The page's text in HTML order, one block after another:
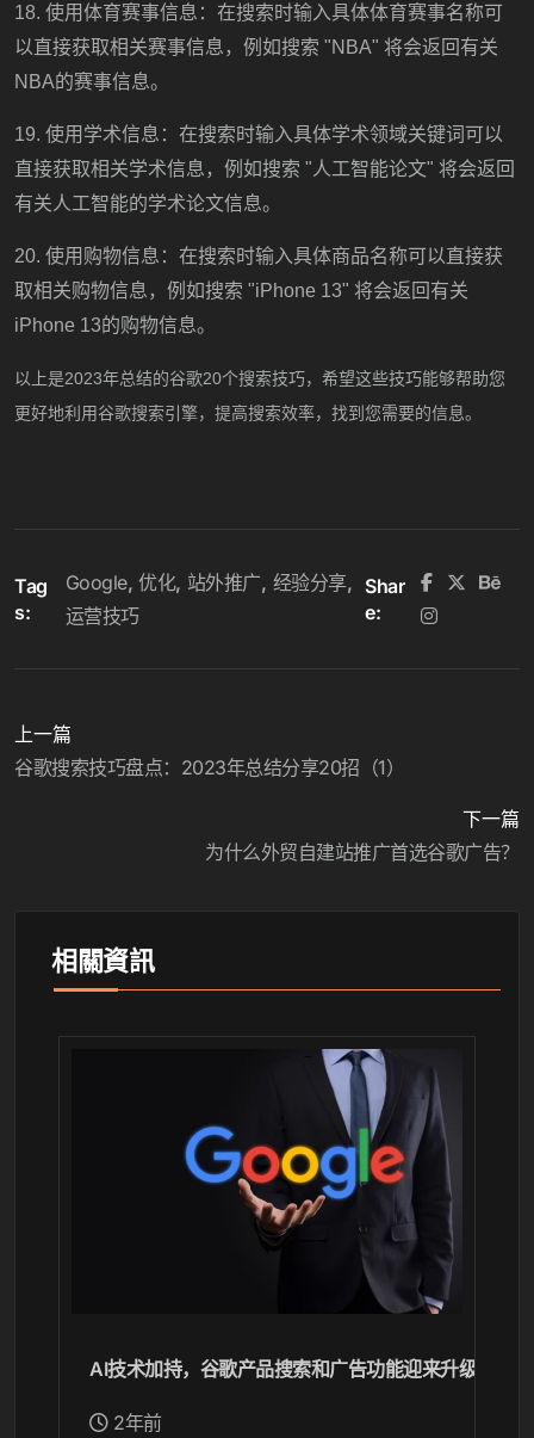
18. 使用体育赛事信息：在搜索时输入具体体育赛事名称可
以直接获取相关赛事信息，例如搜索 "NBA" 将会返回有关
NBA的赛事信息。
19. 使用学术信息：在搜索时输入具体学术领域关键词可以
直接获取相关学术信息，例如搜索 "人工智能论文" 将会返回
有关人工智能的学术论文信息。
20. 使用购物信息：在搜索时输入具体商品名称可以直接获
取相关购物信息，例如搜索 "iPhone 13" 将会返回有关
iPhone 13的购物信息。
以上是2023年总结的谷歌20个搜索技巧，希望这些技巧能够帮助您
更好地利用谷歌搜索引擎，提高搜索效率，找到您需要的信息。
Tag
s:
Google 优化 站外推广 经验分享
运营技巧
Shar
e:
上一篇
谷歌搜索技巧盘点：2023年总结分享20招（1）
下一篇
为什么外贸自建站推广首选谷歌广告？
相關資訊
AI技术加持，谷歌产品搜索和广告功能迎来升级
2年前